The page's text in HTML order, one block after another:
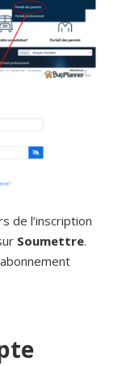
de l’inscription
Soumettre.